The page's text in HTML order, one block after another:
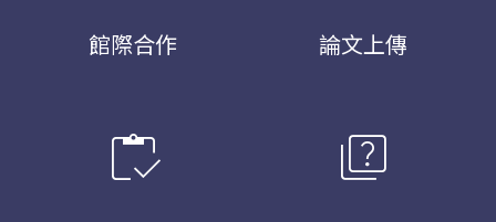
館際合作 論文上傳
inventory quiz